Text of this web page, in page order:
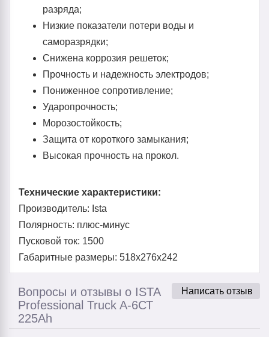
разряда;
Низкие показатели потери воды и
саморазрядки;
Снижена коррозия решеток;
Прочность и надежность электродов;
Пониженное сопротивление;
Ударопрочность;
Морозостойкость;
Защита от короткого замыкания;
Высокая прочность на прокол.
Технические характеристики:
Производитель: Ista
Полярность: плюс-минус
Пусковой ток: 1500
Габаритные размеры: 518x276x242
Написать отзыв
Вопросы и отзывы о ISTA
Professional Truck A-6СТ
225Аh